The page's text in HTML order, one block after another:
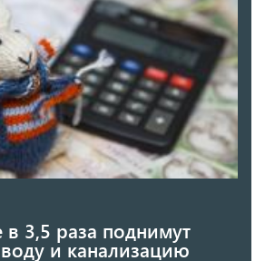
в 3,5 раза поднимут
и канализацию